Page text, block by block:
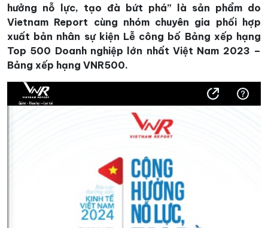
hưởng nỗ lực, tạo đà bứt phá” là sản phẩm do
Vietnam Report cùng nhóm chuyên gia phối hợp
xuất bản nhân sự kiện Lễ công bố Bảng xếp hạng
Top 500 Doanh nghiệp lớn nhất Việt Nam 2023 –
Bảng xếp hạng VNR500.